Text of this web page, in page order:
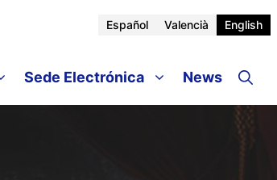
Español Valencià English
Sede Electrónica News